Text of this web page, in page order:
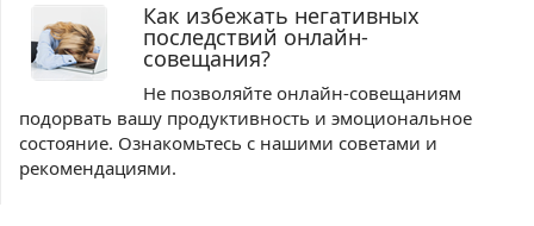
Как избежать негативных
последствий онлайн-
совещания?
Не позволяйте онлайн-совещаниям
подорвать вашу продуктивность и эмоциональное
состояние. Ознакомьтесь с нашими советами и
рекомендациями.